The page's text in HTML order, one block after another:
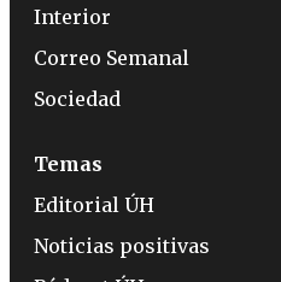
Interior
Correo Semanal
Sociedad
Temas
Editorial ÚH
Noticias positivas